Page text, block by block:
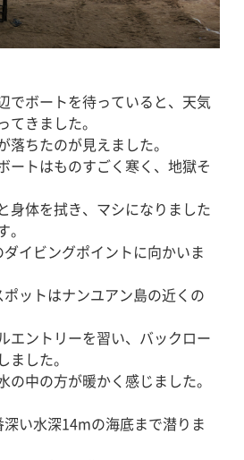
でボートを待っていると、天気
てきました。
落ちたのが見えました。
ートはものすごく寒く、地獄そ
身体を拭き、マシになりました
イビングポイントに向かいま
ットはナンユアン島の近くの
エントリーを習い、バックロー
ました。
の中の方が暖かく感じました。
い水深14mの海底まで潜りま